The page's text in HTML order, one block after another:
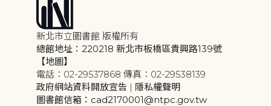
新北市立圖書館 版權所有
總館地址：220218 新北市板橋區貴興路139號
【地圖】
電話：02-29537868 傳真：02-29538139
政府網站資料開放宣告 | 隱私權聲明
圖書館信箱：cad2170001@ntpc.gov.tw